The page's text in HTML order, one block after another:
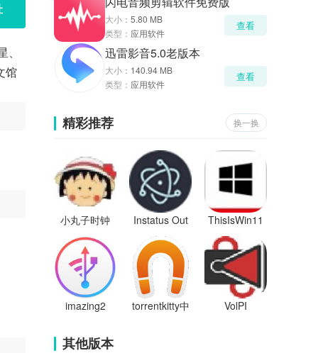
馆
大小： 5.80 MB
类型： 应用软件
查看
迅雷影音5.0老版本
大小： 140.94 MB
类型： 应用软件
查看
精彩推荐 换一换
小丸子时钟 Instatus Out ThisIsWin11
imazing2
torrentkitty中
VolPI
其他版本